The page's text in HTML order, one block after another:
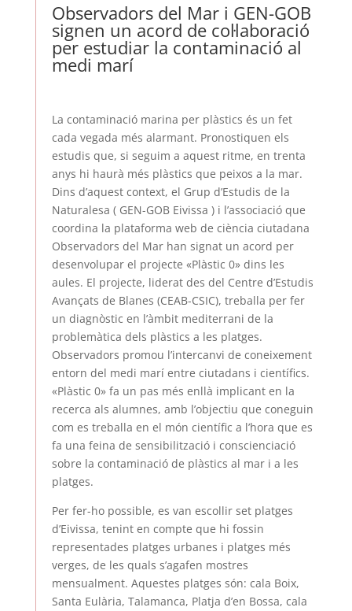
Observadors del Mar i GEN-GOB
signen un acord de col·laboració
per estudiar la contaminació al
medi marí
La contaminació marina per plàstics és un fet
cada vegada més alarmant. Pronostiquen els
estudis que, si seguim a aquest ritme, en trenta
anys hi haurà més plàstics que peixos a la mar.
Dins d’aquest context, el Grup d’Estudis de la
Naturalesa ( GEN-GOB Eivissa ) i l’associació que
coordina la plataforma web de ciència ciutadana
Observadors del Mar han signat un acord per
desenvolupar el projecte «Plàstic 0» dins les
aules. El projecte, liderat des del Centre d’Estudis
Avançats de Blanes (CEAB-CSIC), treballa per fer
un diagnòstic en l’àmbit mediterrani de la
problemàtica dels plàstics a les platges.
Observadors promou l’intercanvi de coneixement
entorn del medi marí entre ciutadans i científics.
«Plàstic 0» fa un pas més enllà implicant en la
recerca als alumnes, amb l’objectiu que coneguin
com es treballa en el món científic a l’hora que es
fa una feina de sensibilització i conscienciació
sobre la contaminació de plàstics al mar i a les
platges.
Per fer-ho possible, es van escollir set platges
d’Eivissa, tenint en compte que hi fossin
representades platges urbanes i platges més
verges, de les quals s’agafen mostres
mensualment. Aquestes platges són: cala Boix,
Santa Eulària, Talamanca, Platja d’en Bossa, cala